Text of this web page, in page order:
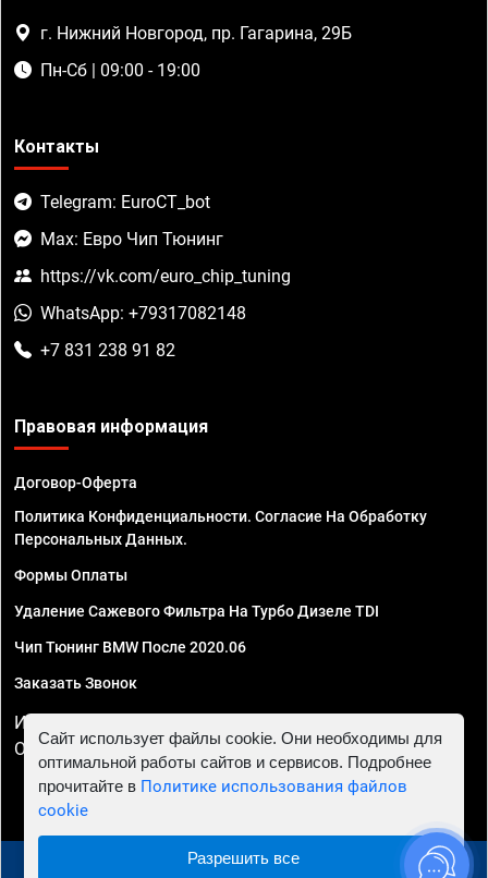
г. Нижний Новгород, пр. Гагарина, 29Б
Пн-Сб | 09:00 - 19:00
Контакты
Telegram: EuroCT_bot
Max: Евро Чип Тюнинг
https://vk.com/euro_chip_tuning
WhatsApp: +79317082148
+7 831 238 91 82
Правовая информация
Договор-Оферта
Политика Конфиденциальности. Согласие На Обработку
Персональных Данных.
Формы Оплаты
Удаление Сажевого Фильтра На Турбо Дизеле TDI
Чип Тюнинг BMW После 2020.06
Заказать Звонок
ИП Смирнов Георгий Павлович. ИНН 781302555843,
ОГРНИП 324470400032610
© 2010 - 2026 Чип тюнинг в Нижнем Новгороде -
Сайт использует файлы cookie. Они необходимы для
оптимальной работы сайтов и сервисов. Подробнее
прочитайте в Политике использования файлов
cookie
Разрешить все